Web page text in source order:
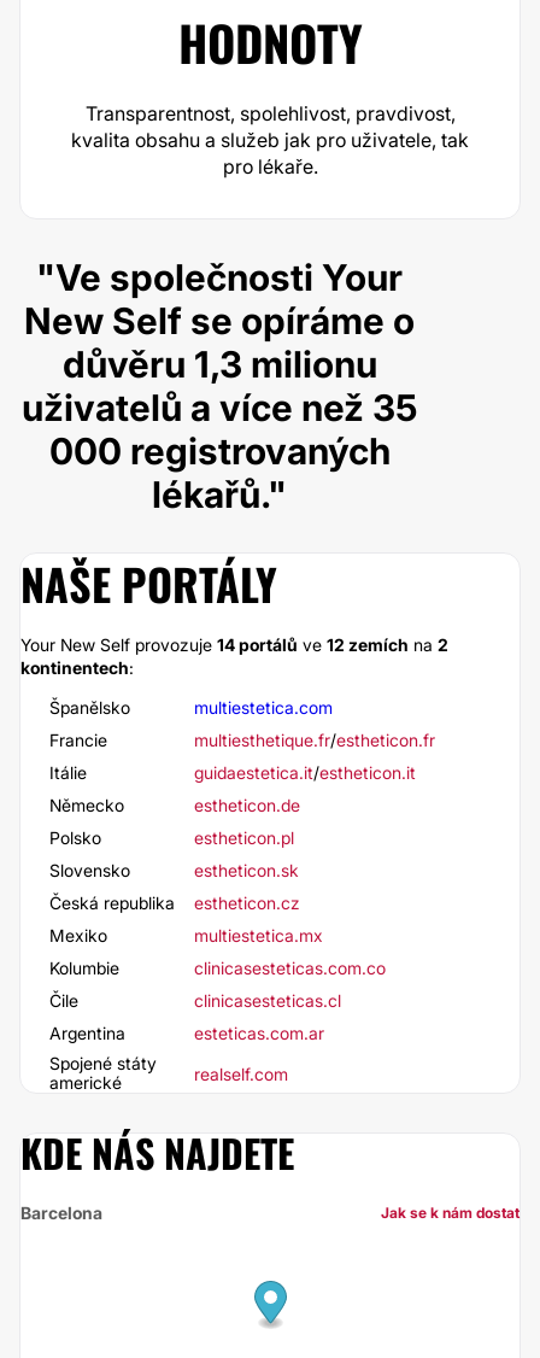
HODNOTY
Transparentnost, spolehlivost, pravdivost,
kvalita obsahu a služeb jak pro uživatele, tak
pro lékaře.
"Ve společnosti Your
New Self se opíráme o
důvěru 1,3 milionu
uživatelů a více než 35
000 registrovaných
lékařů."
NAŠE PORTÁLY
Your New Self provozuje 14 portálů ve 12 zemích na 2
kontinentech:
Španělsko
multiestetica.com
Francie
multiesthetique.fr/estheticon.fr
Itálie
guidaestetica.it/estheticon.it
Německo
estheticon.de
Polsko
estheticon.pl
Slovensko
estheticon.sk
Česká republika
estheticon.cz
Mexiko
multiestetica.mx
Kolumbie
clinicasesteticas.com.co
Čile
clinicasesteticas.cl
Argentina
esteticas.com.ar
Spojené státy
americké
realself.com
KDE NÁS NAJDETE
Barcelona Jak se k nám dostat